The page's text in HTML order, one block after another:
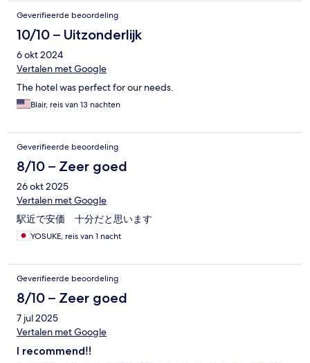
Geverifieerde beoordeling
10/10 – Uitzonderlijk
6 okt 2024
Vertalen met Google
The hotel was perfect for our needs.
Blair, reis van 13 nachten
Geverifieerde beoordeling
8/10 – Zeer goed
26 okt 2025
Vertalen met Google
駅近で安価 十分だと思います
YOSUKE, reis van 1 nacht
Geverifieerde beoordeling
8/10 – Zeer goed
7 jul 2025
Vertalen met Google
I recommend‼️